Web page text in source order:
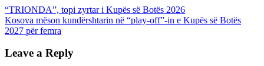
“TRIONDA”, topi zyrtar i Kupës së Botës 2026
Kosova mëson kundërshtarin në “play-off”-in e Kupës së Botës
2027 për femra
Leave a Reply